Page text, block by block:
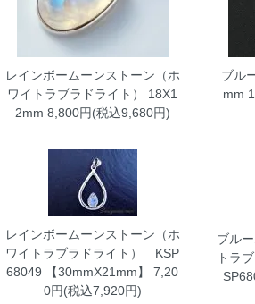
レインボームーンストーン（ホ
ワイトラブラドライト）
18X1
2mm 8,800円(税込9,680円)
ブル
mm
レインボームーンストーン（ホ
ワイトラブラドライト） KSP
68049 【30mmX21mm】 7,20
0円(税込7,920円)
ブル
トラ